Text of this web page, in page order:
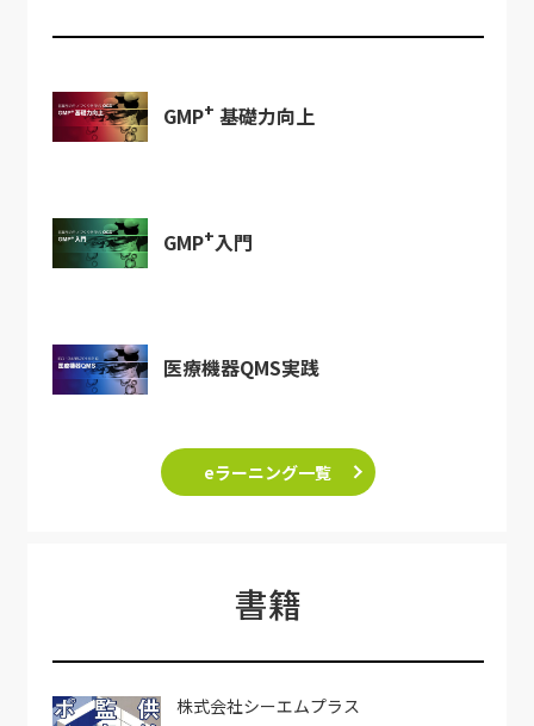
GMP+ 基礎力向上
GMP+入門
医療機器QMS実践
eラーニング一覧
書籍
株式会社シーエムプラス